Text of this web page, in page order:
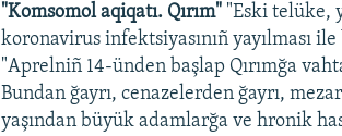
"Komsomol aqiqatı. Qırım" "Eski telüke,
koronavirus infektsiyasınıñ yayılması
"Aprelniñ 14-ünden başlap Qırımğa
Bundan ğayrı, cenazelerden ğayrı,
yaşından büyük adamlarğa ve hronik